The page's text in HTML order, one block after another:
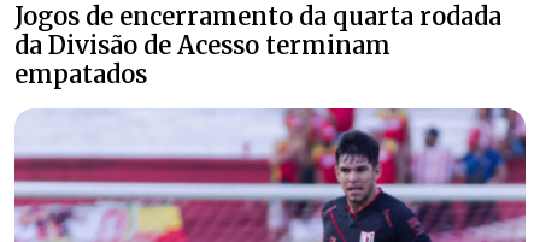
Jogos de encerramento da quarta rodada
da Divisão de Acesso terminam
empatados